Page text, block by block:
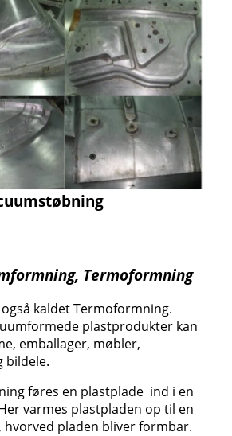
Termoformning
kaldet Termoformning.
plastprodukter kan
emballager, møbler,
bildele.
føres en plastplade ind i en
varmes plastpladen op til en
pladen bliver formbar.